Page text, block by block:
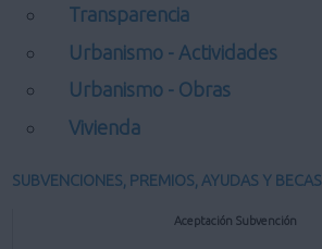
Transparencia
Urbanismo - Actividades
Urbanismo - Obras
Vivienda
SUBVENCIONES, PREMIOS, AYUDAS Y BECAS
Aceptación Subvención